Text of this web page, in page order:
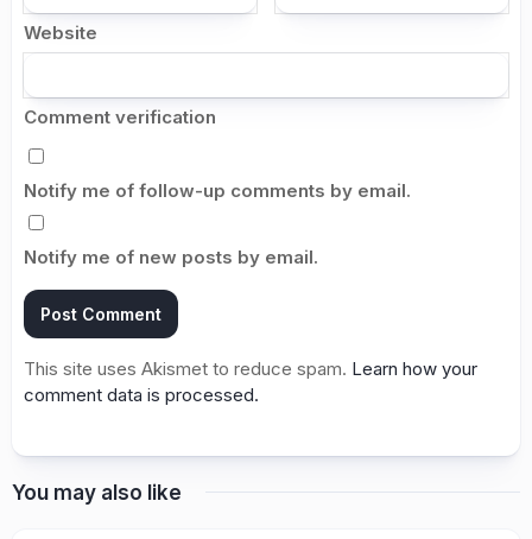
Website
Comment verification
Notify me of follow-up comments by email.
Notify me of new posts by email.
This site uses Akismet to reduce spam. Learn how your
comment data is processed.
You may also like